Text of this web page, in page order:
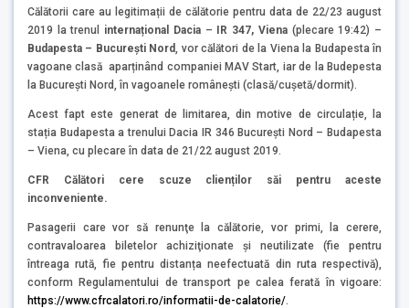
Călătorii care au legitimații de călătorie pentru data de 22/23 august
2019 la trenul internațional Dacia– IR 347, Viena(plecare 19:42) –
Budapesta – București Nord, vor călători de la Viena la Budapesta în
vagoane clasă aparținând companiei MAV Start, iar de la Budepesta
la București Nord, în vagoanele românești (clasă/cușetă/dormit).
Acest fapt este generat de limitarea, din motive de circulație, la
stația Budapesta a trenului Dacia IR 346 București Nord – Budapesta
– Viena, cu plecare în data de 21/22 august 2019.
CFR Călători cere scuze clienților săi pentru aceste
inconveniente.
Pasagerii care vor să renunţe la călătorie, vor primi, la cerere,
contravaloarea biletelor achiziţionate şi neutilizate (fie pentru
întreaga rută, fie pentru distanța neefectuată din ruta respectivă),
conform Regulamentului de transport pe calea ferată în vigoare:
https://www.cfrcalatori.ro/informatii-de-calatorie/